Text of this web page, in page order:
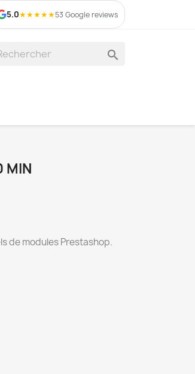
5.0★★★★★53 Google reviews

MIN
de modules Prestashop.